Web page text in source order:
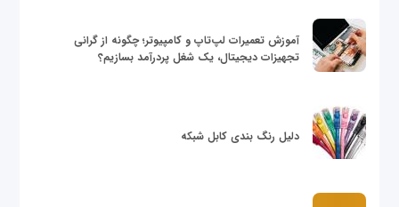
آموزش تعمیرات لپ‌تاپ و کامپیوتر؛ چگونه از گرانی
تجهیزات دیجیتال، یک شغل پردرآمد بسازیم؟
دلیل رنگ بندی کابل شبکه